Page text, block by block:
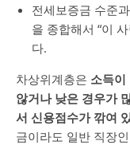
전세보증금 수준
을 종합해서 “이
다.
차상위계층은 소득이
않거나 낮은 경우가
서 신용점수가 깎여
금이라도 일반 직장